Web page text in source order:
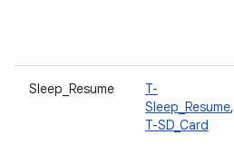
Sleep_Resume
T-
Sleep_Resume,
T-SD_Card